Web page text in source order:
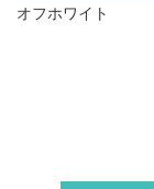
オフホワイト